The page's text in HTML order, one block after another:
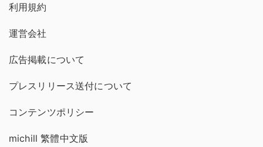
利用規約
運営会社
広告掲載について
プレスリリース送付について
コンテンツポリシー
michill 繁體中文版